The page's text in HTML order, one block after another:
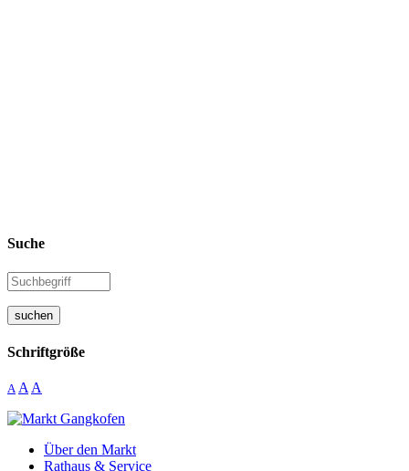
Suche
suchen
Schriftgröße
A A A
Über den Markt
Rathaus & Service